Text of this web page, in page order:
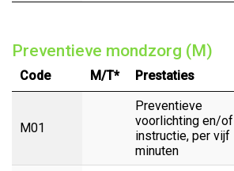
Preventieve mondzorg (M)
Code M/T* Prestaties
M01
Preventieve
voorlichting en/of
instructie, per vijf
minuten